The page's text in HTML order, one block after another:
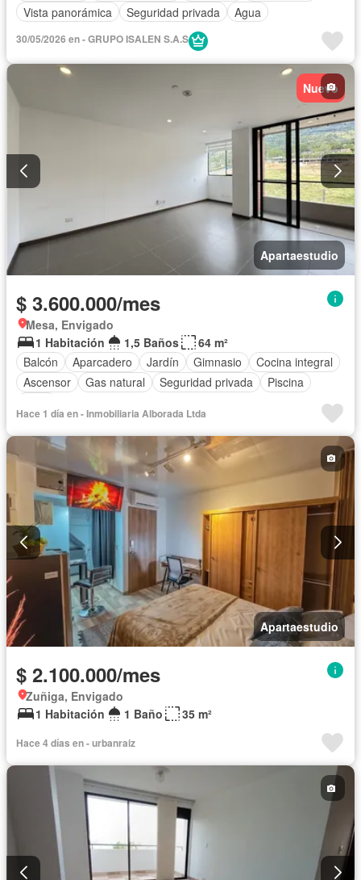
Vista panorámica
Seguridad privada Agua
30/05/2026 en - GRUPO ISALEN S.A.S
Nuevo
Apartaestudio
$ 3.600.000/mes
Mesa, Envigado
1 Habitación
1,5 Baños
64 m²
Balcón
Aparcadero Jardín Gimnasio
Cocina integral
Ascensor
Gas natural Seguridad privada
Piscina
Hace 1 día en - Inmobiliaria Alborada Ltda
Apartaestudio
$ 2.100.000/mes
Zuñiga, Envigado
1 Habitación
1 Baño 35 m²
Hace 4 días en - urbanraiz